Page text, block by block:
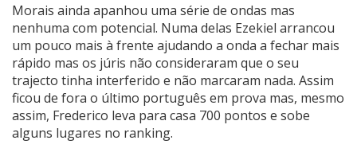
Morais ainda apanhou uma série de ondas mas
nenhuma com potencial. Numa delas Ezekiel arrancou
um pouco mais à frente ajudando a onda a fechar mais
rápido mas os júris não consideraram que o seu
trajecto tinha interferido e não marcaram nada. Assim
ficou de fora o último português em prova mas, mesmo
assim, Frederico leva para casa 700 pontos e sobe
alguns lugares no ranking.